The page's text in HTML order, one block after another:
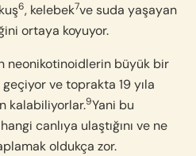
6, kelebek7ve suda yaşayan
ortaya koyuyor.
neonikotinoidlerin büyük bir
ve toprakta 19 yıla
kalabiliyorlar.9Yani bu
canlıya ulaştığını ve ne
oldukça zor.